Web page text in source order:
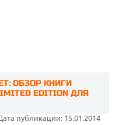
ОБЗОР КНИГИ
EDITION ДЛЯ
публикации: 15.01.2014